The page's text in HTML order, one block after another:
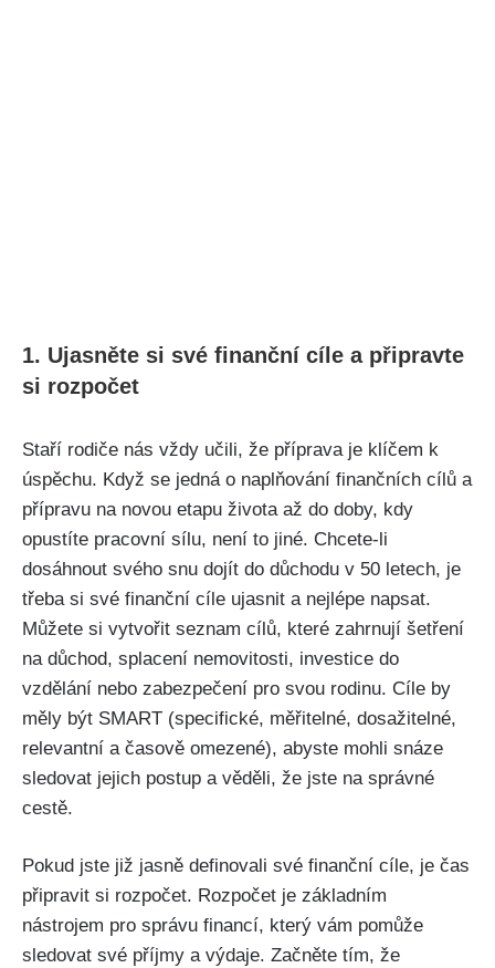
1. Ujasněte si své finanční cíle a připravte
si rozpočet
Staří rodiče nás vždy učili, že příprava je klíčem k
úspěchu. Když se jedná o naplňování finančních cílů a
přípravu na novou etapu života až do doby, kdy
opustíte pracovní sílu, není to jiné. Chcete-li
dosáhnout svého snu dojít do důchodu v 50 letech, je
třeba si své finanční cíle ujasnit a nejlépe napsat.
Můžete si vytvořit seznam cílů, které zahrnují šetření
na důchod, splacení nemovitosti, investice do
vzdělání nebo zabezpečení pro svou rodinu. Cíle by
měly být SMART (specifické, měřitelné, dosažitelné,
relevantní a časově omezené), abyste mohli snáze
sledovat jejich postup a věděli, že jste na správné
cestě.
Pokud jste již jasně definovali své finanční cíle, je čas
připravit si rozpočet. Rozpočet je základním
nástrojem pro správu financí, který vám pomůže
sledovat své příjmy a výdaje. Začněte tím, že